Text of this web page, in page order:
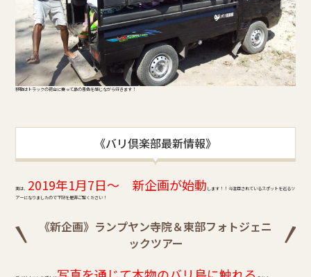
移動はトラックの荷台に乗って島の景色を感じながら行きます！
《バリ倶楽部最新情報》
実は、 2019年1月7日～ 新企画が始動 します！！ 今注目されているスポットを巡るツ
アーになりましたので下記を是非ご覧ください！
《新企画》ランプヤン寺院＆東部フォトジェニ
ックツアー